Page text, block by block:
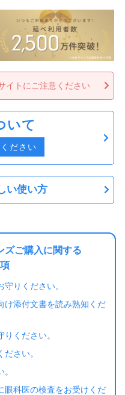
イトにご注意ください
いて
ださい
い使い方
ズご購入に関する
りください。
け添付文書を読み熟知くだ
ください。
さい。
眼科医の検査をお受けくだ